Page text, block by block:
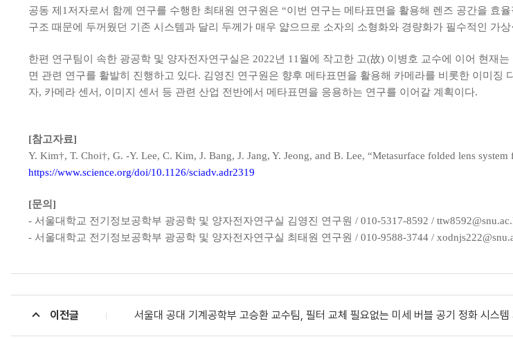
공동 제1저자로서 함께 연구를 수행한 최태원 연구원은 “이번 연구는 메타표면을 활용해 렌즈 공간을 효
구조 때문에 두꺼웠던 기존 시스템과 달리 두께가 매우 얇으므로 소자의 소형화와 경량화가 필수적인 가
한편 연구팀이 속한 광공학 및 양자전자연구실은 2022년 11월에 작고한 고(故) 이병호 교수에 이어 현재
면 관련 연구를 활발히 진행하고 있다. 김영진 연구원은 향후 메타표면을 활용해 카메라를 비롯한 이미
자, 카메라 센서, 이미지 센서 등 관련 산업 전반에서 메타표면을 응용하는 연구를 이어갈 계획이다.
[참고자료]
Y. Kim†, T. Choi†, G. -Y. Lee, C. Kim, J. Bang, J. Jang, Y. Jeong, and B. Lee, “Metasurface folded lens system
https://www.science.org/doi/10.1126/sciadv.adr2319
[문의]
- 서울대학교 전기정보공학부 광공학 및 양자전자연구실 김영진 연구원 / 010-5317-8592 /
- 서울대학교 전기정보공학부 광공학 및 양자전자연구실 최태원 연구원 / 010-9588-3744 /
이전글 서울대 공대 기계공학부 고승환 교수팀, 필터 교체 필요없는 미세 버블 공기 정화 시스템